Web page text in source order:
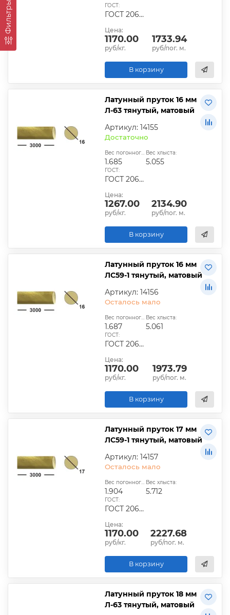
Фильтры ГОСТ:
ГОСТ 2060-2006, ГОСТ Р 52597-2006, ГОСТ 15527-2044
Цена:
1170.00
руб/кг.
1733.94
руб/пог. м.
В корзину
Латунный пруток 16 мм
Л-63 тянутый, матовый
Артикул: 14155
Достаточно
Вес погонного метра, кг:
1.685
Вес хлыста:
5.055
ГОСТ:
ГОСТ 2060-2006, ГОСТ Р 52597-2006, ГОСТ 15527-2013
Цена:
1267.00
руб/кг.
2134.90
руб/пог. м.
В корзину
Латунный пруток 16 мм
ЛС59-1 тянутый, матовый
Артикул: 14156
Осталось мало
Вес погонного метра, кг:
1.687
Вес хлыста:
5.061
ГОСТ:
ГОСТ 2060-2006, ГОСТ Р 52597-2006, ГОСТ 15527-2045
Цена:
1170.00
руб/кг.
1973.79
руб/пог. м.
В корзину
Латунный пруток 17 мм
ЛС59-1 тянутый, матовый
Артикул: 14157
Осталось мало
Вес погонного метра, кг:
1.904
Вес хлыста:
5.712
ГОСТ:
ГОСТ 2060-2006, ГОСТ Р 52597-2006, ГОСТ 15527-2046
Цена:
1170.00
руб/кг.
2227.68
руб/пог. м.
В корзину
Латунный пруток 18 мм
Л-63 тянутый, матовый